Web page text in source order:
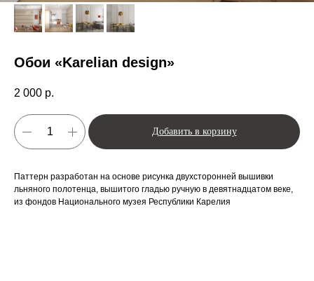
Обои «Karelian design»
2 000 р.
Добавить в корзину
Паттерн разработан на основе рисунка двухсторонней вышивки
льняного полотенца, вышитого гладью ручную в девятнадцатом веке,
из фондов Национального музея Республики Карелия